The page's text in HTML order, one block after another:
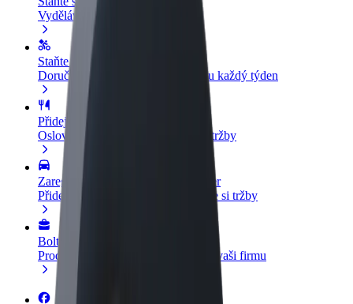
Vydělávejte podle sebe
Staňte se kurýrem
Doručujte jídlo a dostávejte výplatu každý týden
Přidejte restauraci nebo obchod
Oslovte více zákazníků a zvyšte si tržby
Zaregistrujte se jako flotilový partner
Přidejte svou flotilu k Boltu a zvyšte si tržby
Bolt for Business
Produkty a služby Boltu přesně pro vaši firmu